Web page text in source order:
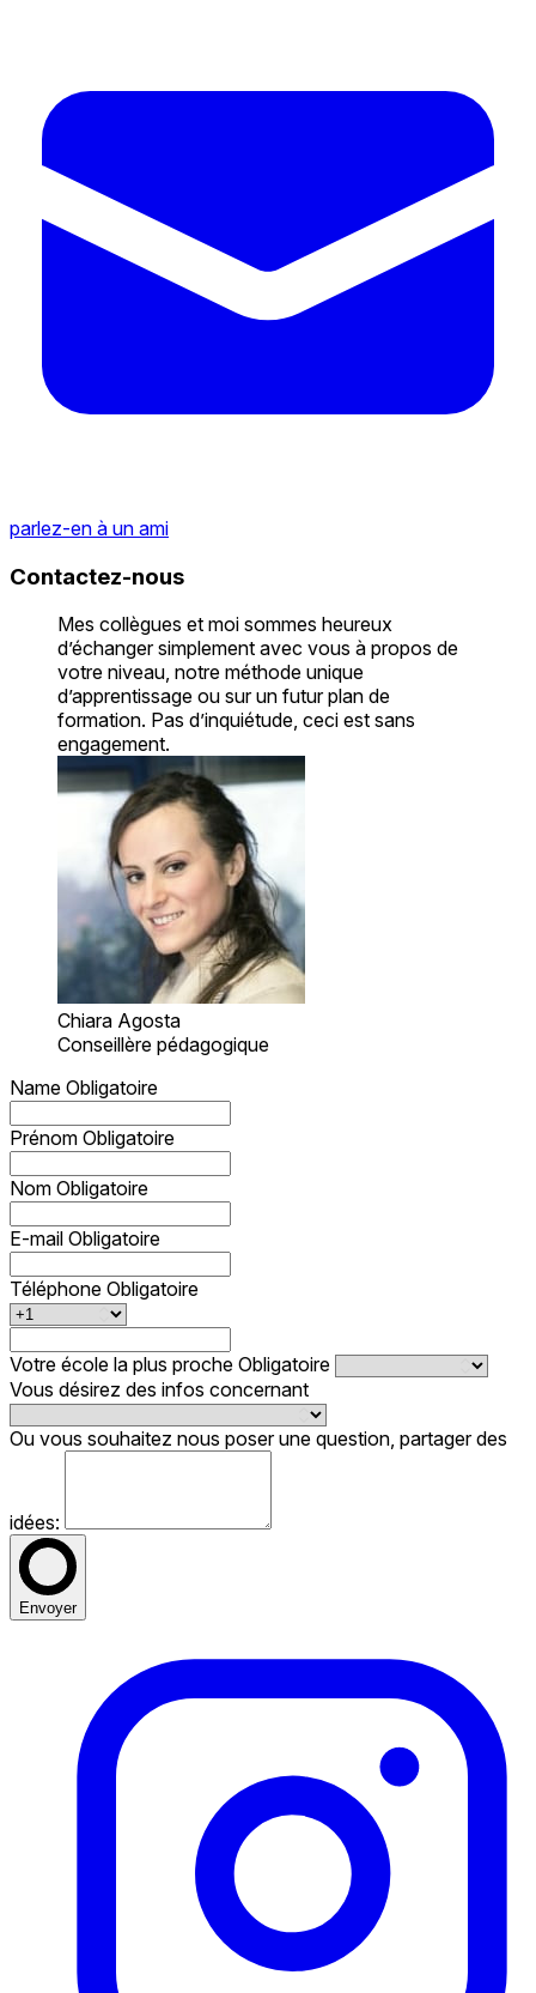
parlez-en à un ami
Contactez-nous
Mes collègues et moi sommes heureux
d’échanger simplement avec vous à propos de
votre niveau, notre méthode unique
d’apprentissage ou sur un futur plan de
formation. Pas d’inquiétude, ceci est sans
engagement.
Chiara Agosta
Conseillère pédagogique
Name Obligatoire
Prénom Obligatoire
Nom Obligatoire
E-mail Obligatoire
Téléphone Obligatoire
Votre école la plus proche Obligatoire
Vous désirez des infos concernant
Ou vous souhaitez nous poser une question, partager des
idées:
Envoyer